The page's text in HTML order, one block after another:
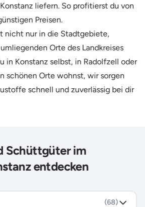
liefern. So profitierst du von
Preisen.
nicht nur in die Stadtgebiete,
Orte des Landkreises
in Konstanz selbst, in Radolfzell oder
schönen Orte wohnst, wir sorgen
schnell und zuverlässig bei dir
Schüttgüter im
entdecken
(68)